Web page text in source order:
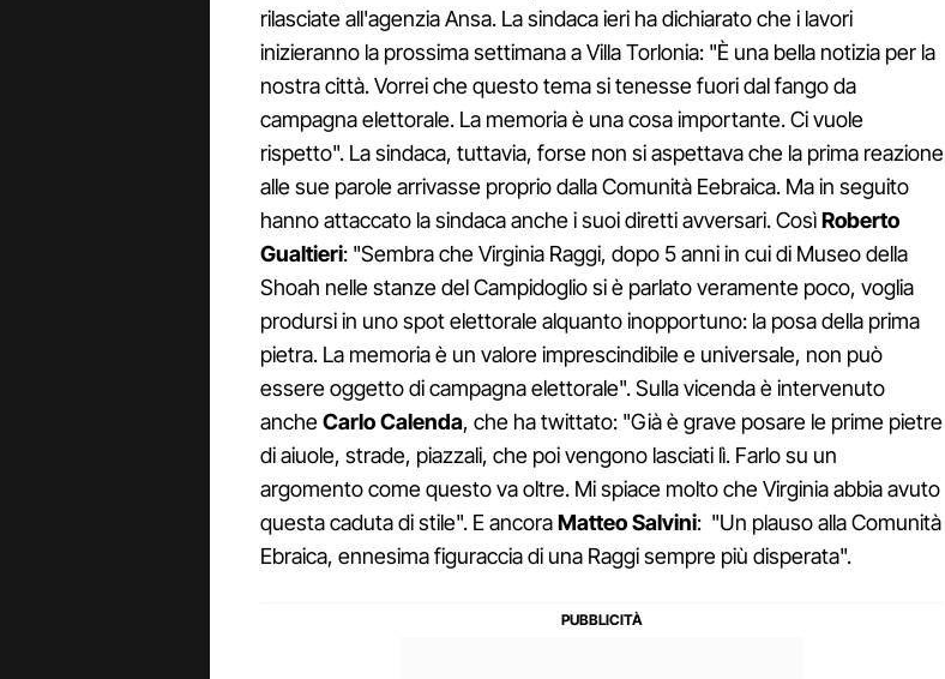
rilasciate all'agenzia Ansa. La sindaca ieri ha dichiarato che i lavori
inizieranno la prossima settimana a Villa Torlonia: "È una bella notizia per la
nostra città. Vorrei che questo tema si tenesse fuori dal fango da
campagna elettorale. La memoria è una cosa importante. Ci vuole
rispetto". La sindaca, tuttavia, forse non si aspettava che la prima reazione
alle sue parole arrivasse proprio dalla Comunità Eebraica. Ma in seguito
hanno attaccato la sindaca anche i suoi diretti avversari. CosìRoberto
Gualtieri: "Sembra che Virginia Raggi, dopo 5 anni in cui di Museo della
Shoah nelle stanze del Campidoglio si è parlato veramente poco, voglia
prodursi in uno spot elettorale alquanto inopportuno: la posa della prima
pietra. La memoria è un valore imprescindibile e universale, non può
essere oggetto di campagna elettorale". Sulla vicenda è intervenuto
ancheCarlo Calenda, che ha twittato: "Già è grave posare le prime pietre
di aiuole, strade, piazzali, che poi vengono lasciati lì. Farlo su un
argomento come questo va oltre. Mi spiace molto che Virginia abbia avuto
questa caduta di stile". E ancoraMatteo Salvini: "Un plauso alla Comunità
Ebraica, ennesima figuraccia di una Raggi sempre più disperata".